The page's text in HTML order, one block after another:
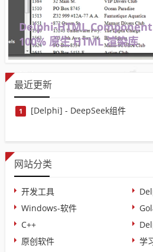
Delphi-HTML
100% 原生 HTML 渲染库
最近更新
1 [Delphi] - DeepSeek组件
网站分类
开发工具
Windows-软件
C++
原创软件
学